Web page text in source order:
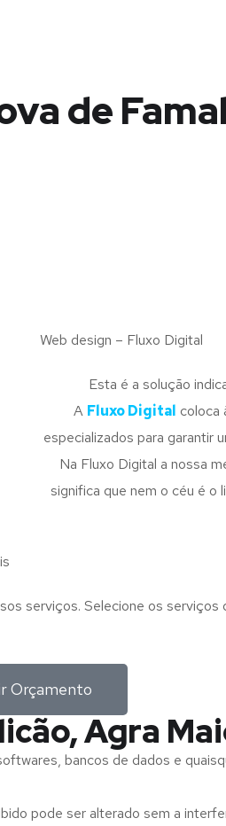
de
Web design – Fluxo Digital
Esta é a solução
A Fluxo Digital coloca
especializados para garantir
Na Fluxo Digital a nossa
significa que nem o céu é o
serviços. Selecione os
Orçamento
Agra
bancos de dados e
pode ser alterado sem a